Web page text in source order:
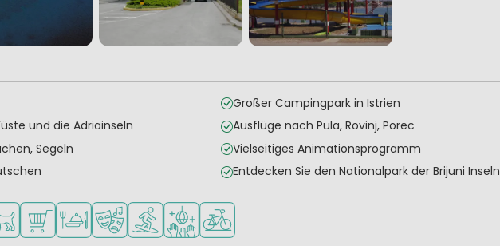
und die Adriainseln
Segeln
Großer Campingpark in Istrien
Ausflüge nach Pula, Rovinj, Porec
Vielseitiges Animationsprogramm
Entdecken Sie den Nationalpark der Brijuni Inseln
Kindererlaubt
Supermarkt/Laden
Restaurant oder Pizzeria
Animationsteam
Wassersportmöglichkeiten
DiskothekFahrradverleih